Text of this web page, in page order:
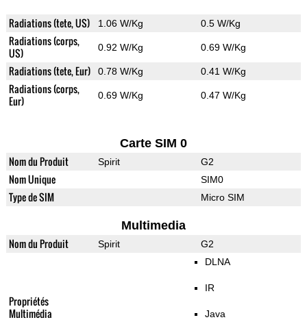
Radiations (tete, US) 1.06 W/Kg 0.5 W/Kg
Radiations (corps,
US)
0.92 W/Kg 0.69 W/Kg
Radiations (tete, Eur) 0.78 W/Kg 0.41 W/Kg
Radiations (corps,
Eur)
0.69 W/Kg 0.47 W/Kg
Carte SIM 0
Nom du Produit Spirit G2
Nom Unique SIM0
Type de SIM Micro SIM
Multimedia
Nom du Produit Spirit G2
Propriétés
Multimédia
DLNA
IR
Java